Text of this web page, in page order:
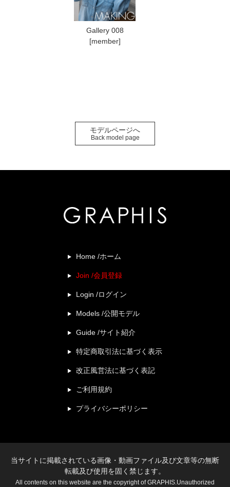
Gallery 008
[member]
モデルページへ
Back model page
Home /ホーム
Join /会員登録
Login /ログイン
Models /公開モデル
Guide /サイト紹介
特定商取引法に基づく表示
改正風営法に基づく表記
ご利用規約
プライバシーポリシー
当サイトに掲載されている画像・動画ファイル及び文章等の無断
転載及び使用を固く禁じます。
All contents on this website are the copyright of GRAPHIS.Unauthorized